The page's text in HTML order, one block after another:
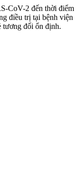
CoV-2 đến thời điểm
điều trị tại bệnh viện
tương đối ổn định.